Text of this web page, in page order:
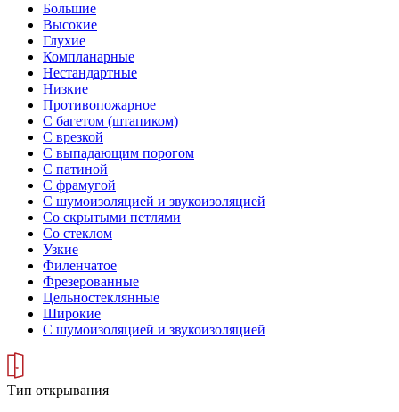
Большие
Высокие
Глухие
Компланарные
Нестандартные
Низкие
Противопожарное
С багетом (штапиком)
С врезкой
С выпадающим порогом
С патиной
С фрамугой
С шумоизоляцией и звукоизоляцией
Со скрытыми петлями
Со стеклом
Узкие
Филенчатое
Фрезерованные
Цельностеклянные
Широкие
С шумоизоляцией и звукоизоляцией
Тип открывания